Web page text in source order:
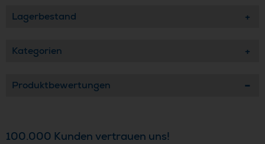
Lagerbestand
Kategorien
Produktbewertungen
100.000 Kunden vertrauen uns!